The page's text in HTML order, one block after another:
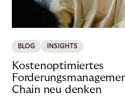
BLOG INSIGHTS
Kostenoptimiertes
Chain neu denken